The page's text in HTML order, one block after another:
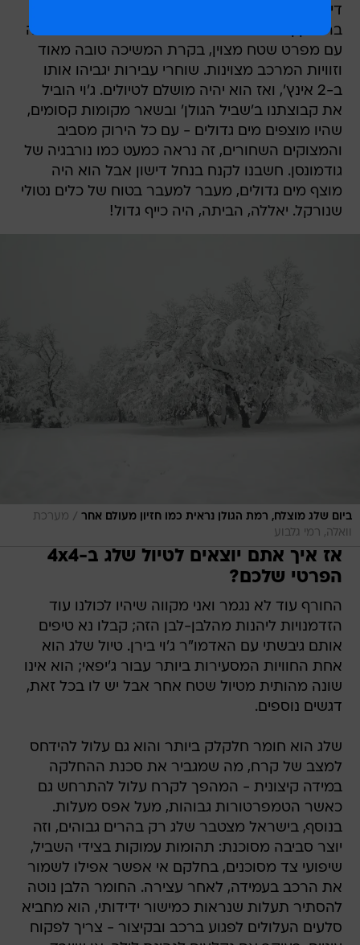
דיפרנציאל, ניתוק מוט מייצב ועוד יכולות המוצעות
ברוביקון ובגלדיאטור. אבל הספורט מגיע מלכתחילה
עם מפרט שטח מצוין, בקרת המשיכה טובה מאוד
וזוויות המרכב מצוינות. שוחרי עבירות יגביהו אותו
ב-2 אינץ', ואז הוא יהיה מושלם לטיולים. ג'וי הוביל
את קבוצתנו ב'שביל הגולן' ובשאר מקומות קסומים,
שהיו מוצפים מים גדולים - עם כל הירוק מסביב
והמצוקים השחורים, זה נראה כמעט כמו נורבגיה של
גודמונסן. חשבנו לקנח בנחל דישון אבל הוא היה
מוצף מים גדולים, מעבר למעבר בטוח של כלים נטולי
שנורקל. יאללה, הביתה, היה כייף גדול!
ביום שלג מוצלח, רמת הגולן נראית כמו חזיון מעולם אחר / מערכת
וואלה, רמי גלבוע
אז איך אתם יוצאים לטיול שלג ב-4x4
הפרטי שלכם?
החורף עוד לא נגמר ואני מקווה שיהיו לכולנו עוד
הזדמנויות ליהנות מהלבן-לבן הזה; קבלו נא טיפים
אותם גיבשתי עם האדמו"ר ג'וי בירן. טיול שלג הוא
אחת החוויות המסעירות ביותר עבור ג'יפאי; הוא אינו
שונה מהותית מטיול שטח אחר אבל יש לו בכל זאת,
דגשים נוספים.
שלג הוא חומר חלקלק ביותר והוא גם עלול להידחס
למצב של קרח, מה שמגביר את סכנת ההחלקה
במידה קיצונית - המהפך לקרח עלול להתרחש גם
כאשר הטמפרטורות גבוהות, מעל אפס מעלות.
בנוסף, בישראל מצטבר שלג רק בהרים גבוהים, וזה
יוצר סביבה מסוכנת: תהומות עמוקות בצידי השביל,
שיפועי צד מסוכנים, בחלקם אי אפשר אפילו לשמור
את הרכב בעמידה, לאחר עצירה. החומר הלבן נוטה
להסתיר תעלות שנראות כמישור ידידותי, הוא מחביא
סלעים העלולים לפגוע ברכב ובקיצור - צריך לפקוח